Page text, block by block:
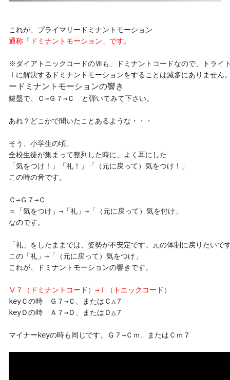
通称「ドミナントモーション」です。
※ダイアトニックコードのⅦも、ドミナントコードなので、トライ
ードミナントモーションの響き
鍵盤で、Ｃ→Ｇ７→Ｃ　と弾いてみて下さい。
あれ？どこかで聞いたことあるような・・・
そう、小学生の頃、
全校生徒が集まって整列した時に、よく耳にした
「気をつけ！」「礼！」「（元に戻って）気をつけ！」
この時の音です。
Ｃ→Ｇ７→Ｃ
＝「気をつけ」→「礼」→「（元に戻って）気を付け」
なのです。
「礼」をしたままでは、姿勢が不安定です。元の体制に戻りたいで
この「礼」→「（元に戻って）気をつけ」
これが、ドミナントモーションの響きです。
Ⅴ７（ドミナントコード）→Ⅰ（トニックコード）
keyＣの時　Ｇ７→Ｃ、またはＣ△７
keyＤの時　Ａ７→Ｄ、またはＤ△７
マイナーkeyの時も同じです。Ｇ７→Ｃｍ、またはＣｍ７